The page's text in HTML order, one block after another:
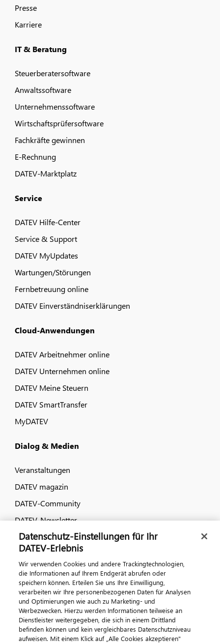
Presse
Karriere
IT & Beratung
Steuerberatersoftware
Anwaltssoftware
Unternehmenssoftware
Wirtschaftsprüfersoftware
Fachkräfte gewinnen
E-Rechnung
DATEV-Marktplatz
Service
DATEV Hilfe-Center
Service & Support
DATEV MyUpdates
Wartungen/Störungen
Fernbetreuung online
DATEV Einverständniserklärungen
Cloud-Anwendungen
DATEV Arbeitnehmer online
DATEV Unternehmen online
DATEV Meine Steuern
DATEV SmartTransfer
MyDATEV
Dialog & Medien
Veranstaltungen
DATEV magazin
DATEV-Community
DATEV-Newsletter
Kontaktieren Sie uns
ImpressumDatenschutzAGB Kontakt
Datenschutz-Einstellungen für Ihr
DATEV-Erlebnis
Wir verwenden Cookies und andere Trackingtechnologien,
die Informationen auf Ihrem Endgerät abrufen oder
speichern können. Erteilen Sie uns Ihre Einwilligung,
verarbeiten wir Ihre personenbezogenen Daten für Analysen
und Optimierungen wie auch zu Marketing- und
Werbezwecken. Hierzu werden Informationen teilweise an
Dienstleister weitergegeben, die sich in einem Drittland
befinden können und kein vergleichbares Datenschutzniveau
aufweisen. Mit einem Klick auf „Alle Cookies akzeptieren"